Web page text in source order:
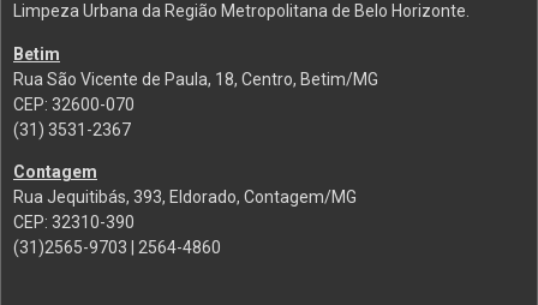
Limpeza Urbana da Região Metropolitana de Belo Horizonte.
Betim
Rua São Vicente de Paula, 18, Centro, Betim/MG
CEP: 32600-070
(31) 3531-2367
Contagem
Rua Jequitibás, 393, Eldorado, Contagem/MG
CEP: 32310-390
(31)2565-9703 | 2564-4860